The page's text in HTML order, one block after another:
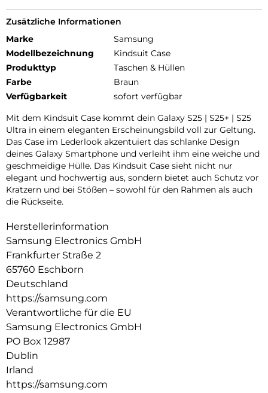
Zusätzliche Informationen
Marke
Samsung
Modellbezeichnung
Kindsuit Case
Produkttyp
Taschen & Hüllen
Farbe
Braun
Verfügbarkeit
sofort verfügbar
Mit dem Kindsuit Case kommt dein Galaxy S25 | S25+ | S25
Ultra in einem eleganten Erscheinungsbild voll zur Geltung.
Das Case im Lederlook akzentuiert das schlanke Design
deines Galaxy Smartphone und verleiht ihm eine weiche und
geschmeidige Hülle. Das Kindsuit Case sieht nicht nur
elegant und hochwertig aus, sondern bietet auch Schutz vor
Kratzern und bei Stößen – sowohl für den Rahmen als auch
die Rückseite.
Herstellerinformation
Samsung Electronics GmbH
Frankfurter Straße 2
65760 Eschborn
Deutschland
https://samsung.com
Verantwortliche für die EU
Samsung Electronics GmbH
PO Box 12987
Dublin
Irland
https://samsung.com